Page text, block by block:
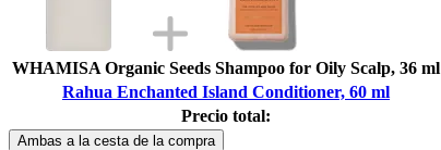
WHAMISA Organic Seeds Shampoo for Oily Scalp, 36 ml
Rahua Enchanted Island Conditioner, 60 ml
Precio total:
Ambas a la cesta de la compra